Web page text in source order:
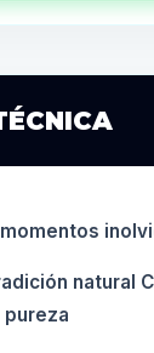
natural